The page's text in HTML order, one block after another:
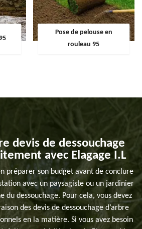
Pose de pelouse en
rouleau 95
devis de dessouchage
avec Elagage I.L
préparer son budget avant de conclure
avec un paysagiste ou un jardinier
du dessouchage. Pour cela, vous devez
des devis de dessouchage d’arbre
en la matière. Si vous avez besoin